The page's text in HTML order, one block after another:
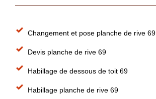
Changement et pose planche de rive 69
Devis planche de rive 69
Habillage de dessous de toit 69
Habillage planche de rive 69